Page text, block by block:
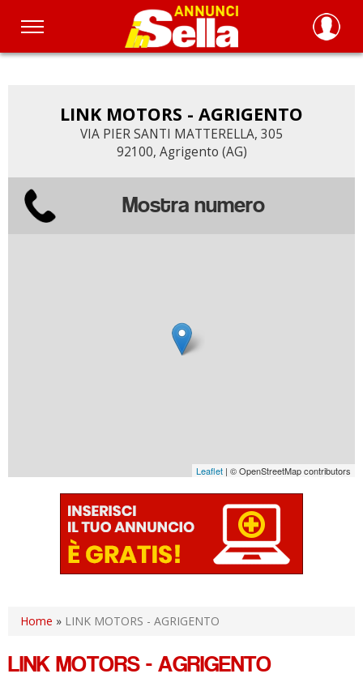
Salta
LINK MOTORS - AGRIGENTO
VIA PIER SANTI MATTERELLA, 305
92100, Agrigento (AG)
Mostra numero
Leaflet | © OpenStreetMap contributors
Home » LINK MOTORS - AGRIGENTO
LINK MOTORS - AGRIGENTO